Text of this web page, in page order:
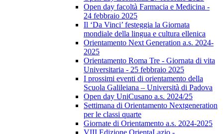
Open day facoltà Farmacia e Medicina -
24 febbraio 2025
Il ‘Da Vinci’ festeggia la Giornata
mondiale della lingua e cultura ellenica
Orientamento Next Generation a.s. 2024-
2025
Orientamento Roma Tre - Giornata di vita
Universitaria - 25 febbraio 2025
I prossimi eventi di orientamento della
Scuola Galileiana – Università di Padova
Open day UniCusano a.s. 2024/25
Settimana di Orientamento Nextgeneration
per le classi quarte
Giornate di Orientamento a.s. 2024-2025